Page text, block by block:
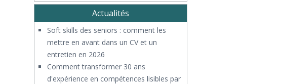
Actualités
Soft skills des seniors : comment les
mettre en avant dans un CV et un
entretien en 2026
Comment transformer 30 ans
d'expérience en compétences lisibles par